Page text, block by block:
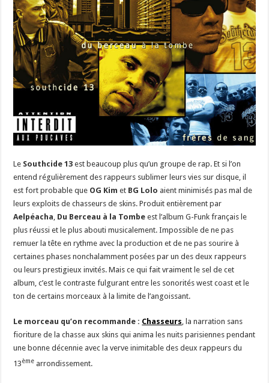
Le Southcide 13 est beaucoup plus qu’un groupe de rap. Et si l’on
entend régulièrement des rappeurs sublimer leurs vies sur disque, il
est fort probable que OG Kim et BG Lolo aient minimisés pas mal de
leurs exploits de chasseurs de skins. Produit entièrement par
Aelpéacha Du Berceau à la Tombe est l’album G-Funk français le
plus réussi et le plus abouti musicalement. Impossible de ne pas
remuer la tête en rythme avec la production et de ne pas sourire à
certaines phases nonchalamment posées par un des deux rappeurs
ou leurs prestigieux invités. Mais ce qui fait vraiment le sel de cet
album, c’est le contraste fulgurant entre les sonorités west coast et le
ton de certains morceaux à la limite de l’angoissant.
Le morceau qu’on recommande : Chasseurs , la narration sans
fioriture de la chasse aux skins qui anima les nuits parisiennes pendant
une bonne décennie avec la verve inimitable des deux rappeurs du
13ème arrondissement.